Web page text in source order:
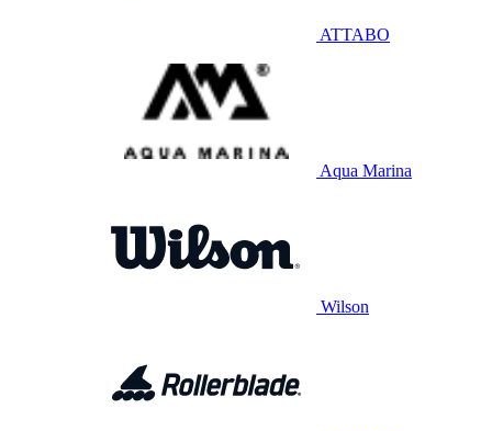
ATTABO
Aqua Marina
Wilson